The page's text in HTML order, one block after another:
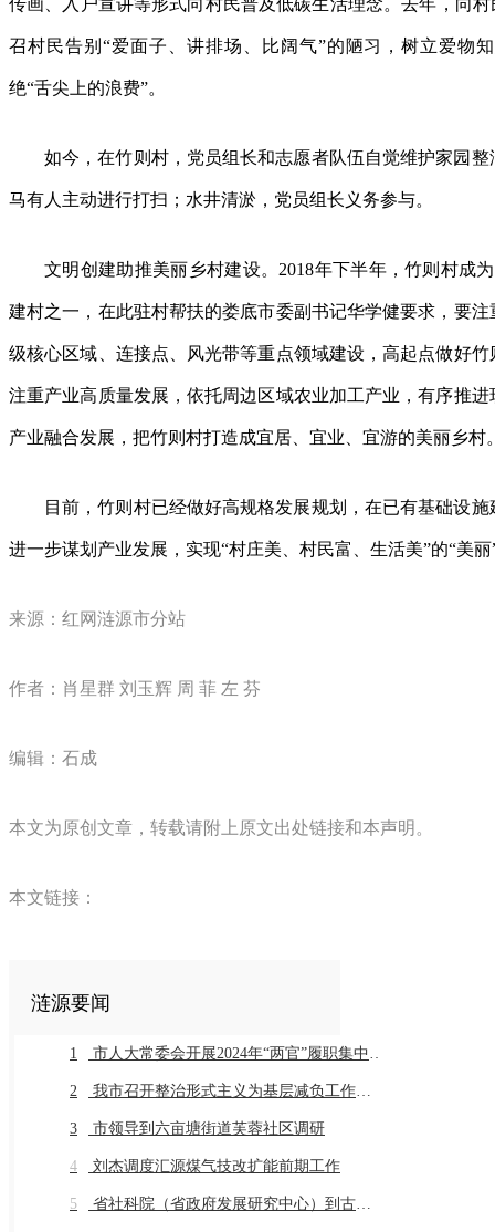
传画、入户宣讲等形式向村民普及低碳生活理念。去年，向
召村民告别“爱面子、讲排场、比阔气”的陋习，树立爱物
绝“舌尖上的浪费”。
如今，在竹则村，党员组长和志愿者队伍自觉维护家园
马有人主动进行打扫；水井清淤，党员组长义务参与。
文明创建助推美丽乡村建设。2018年下半年，竹则村成
建村之一，在此驻村帮扶的娄底市委副书记华学健要求，要
级核心区域、连接点、风光带等重点领域建设，高起点做好
注重产业高质量发展，依托周边区域农业加工产业，有序推
产业融合发展，把竹则村打造成宜居、宜业、宜游的美丽乡村
目前，竹则村已经做好高规格发展规划，在已有基础设
进一步谋划产业发展，实现“村庄美、村民富、生活美”的“美丽
来源：红网涟源市分站
作者：肖星群 刘玉辉 周 菲 左 芬
编辑：石成
本文为原创文章，转载请附上原文出处链接和本声明。
本文链接：
涟源要闻
1 市人大常委会开展2024年“两官”履职集中评议
2 我市召开整治形式主义为基层减负工作推进会暨业务培训会议
3 市领导到六亩塘街道芙蓉社区调研
4 刘杰调度汇源煤气技改扩能前期工作
5 省社科院（省政府发展研究中心）到古仙界村调研乡村振兴工作